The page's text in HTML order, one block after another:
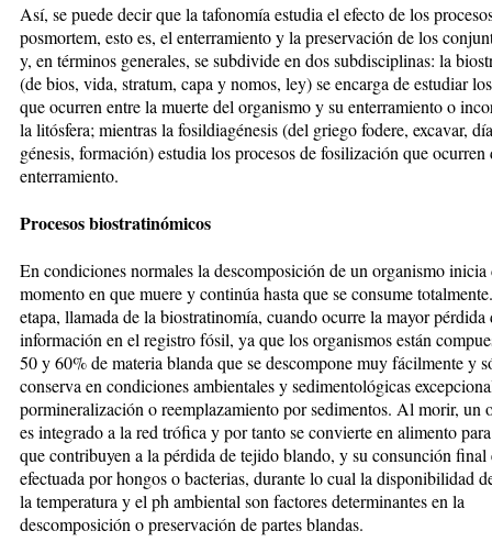
Así, se puede decir que la tafonomía estudia el efecto de los
posmortem, esto es, el enterramiento y la preservación de los
y, en términos generales, se subdivide en dos subdisciplinas: la
(de bios, vida, stratum, capa y nomos, ley) se encarga de estudiar
que ocurren entre la muerte del organismo y su enterramiento o
la litósfera; mientras la fosildiagénesis (del griego fodere, excavar,
génesis, formación) estudia los procesos de fosilización que ocurren
enterramiento.
Procesos biostratinómicos
En condiciones normales la descomposición de un organismo inicia
momento en que muere y continúa hasta que se consume
etapa, llamada de la biostratinomía, cuando ocurre la mayor pérdida
información en el registro fósil, ya que los organismos están
50 y 60% de materia blanda que se descompone muy fácilmente y
conserva en condiciones ambientales y sedimentológicas
pormineralización o reemplazamiento por sedimentos. Al morir, un
es integrado a la red trófica y por tanto se convierte en alimento
que contribuyen a la pérdida de tejido blando, y su consunción final
efectuada por hongos o bacterias, durante lo cual la disponibilidad
la temperatura y el ph ambiental son factores determinantes en la
descomposición o preservación de partes blandas.